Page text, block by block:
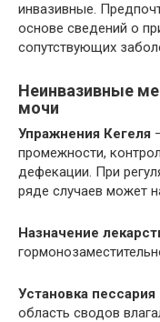
инвазивные.
основе сведений о
сопутствующих
Неинвазивные
мочи
Упражнения Кегеля
промежности,
дефекации. При
ряде случаев может
Назначение
Установка пессария
область сводов